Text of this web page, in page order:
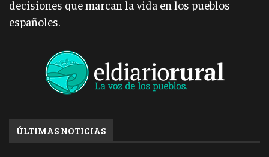
decisiones que marcan la vida en los pueblos
españoles.
ÚLTIMAS NOTICIAS